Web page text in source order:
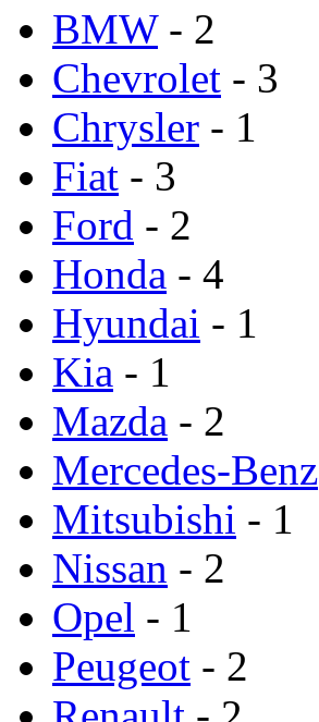
BMW- 2
Chevrolet - 3
Chrysler - 1
Fiat - 3
Ford - 2
Honda - 4
Hyundai - 1
Kia - 1
Mazda - 2
Mercedes-Benz
Mitsubishi - 1
Nissan - 2
Opel - 1
Peugeot - 2